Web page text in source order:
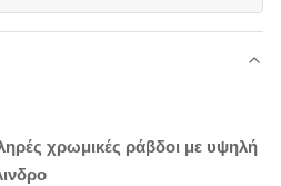
χρωμικές ράβδοι με υψηλή